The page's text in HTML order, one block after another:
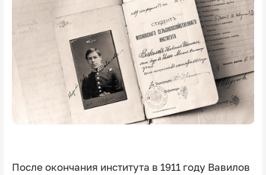
После окончания института в 1911 году Вавилов